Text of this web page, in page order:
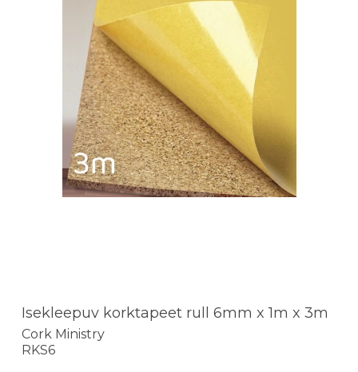
Isekleepuv korktapeet rull 6mm x 1m x 3m
Cork Ministry
RKS6